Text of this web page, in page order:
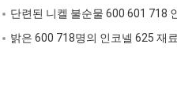
단련된 니켈 불순물 600 601 718
밝은 600 718명의 인코넬 625 재